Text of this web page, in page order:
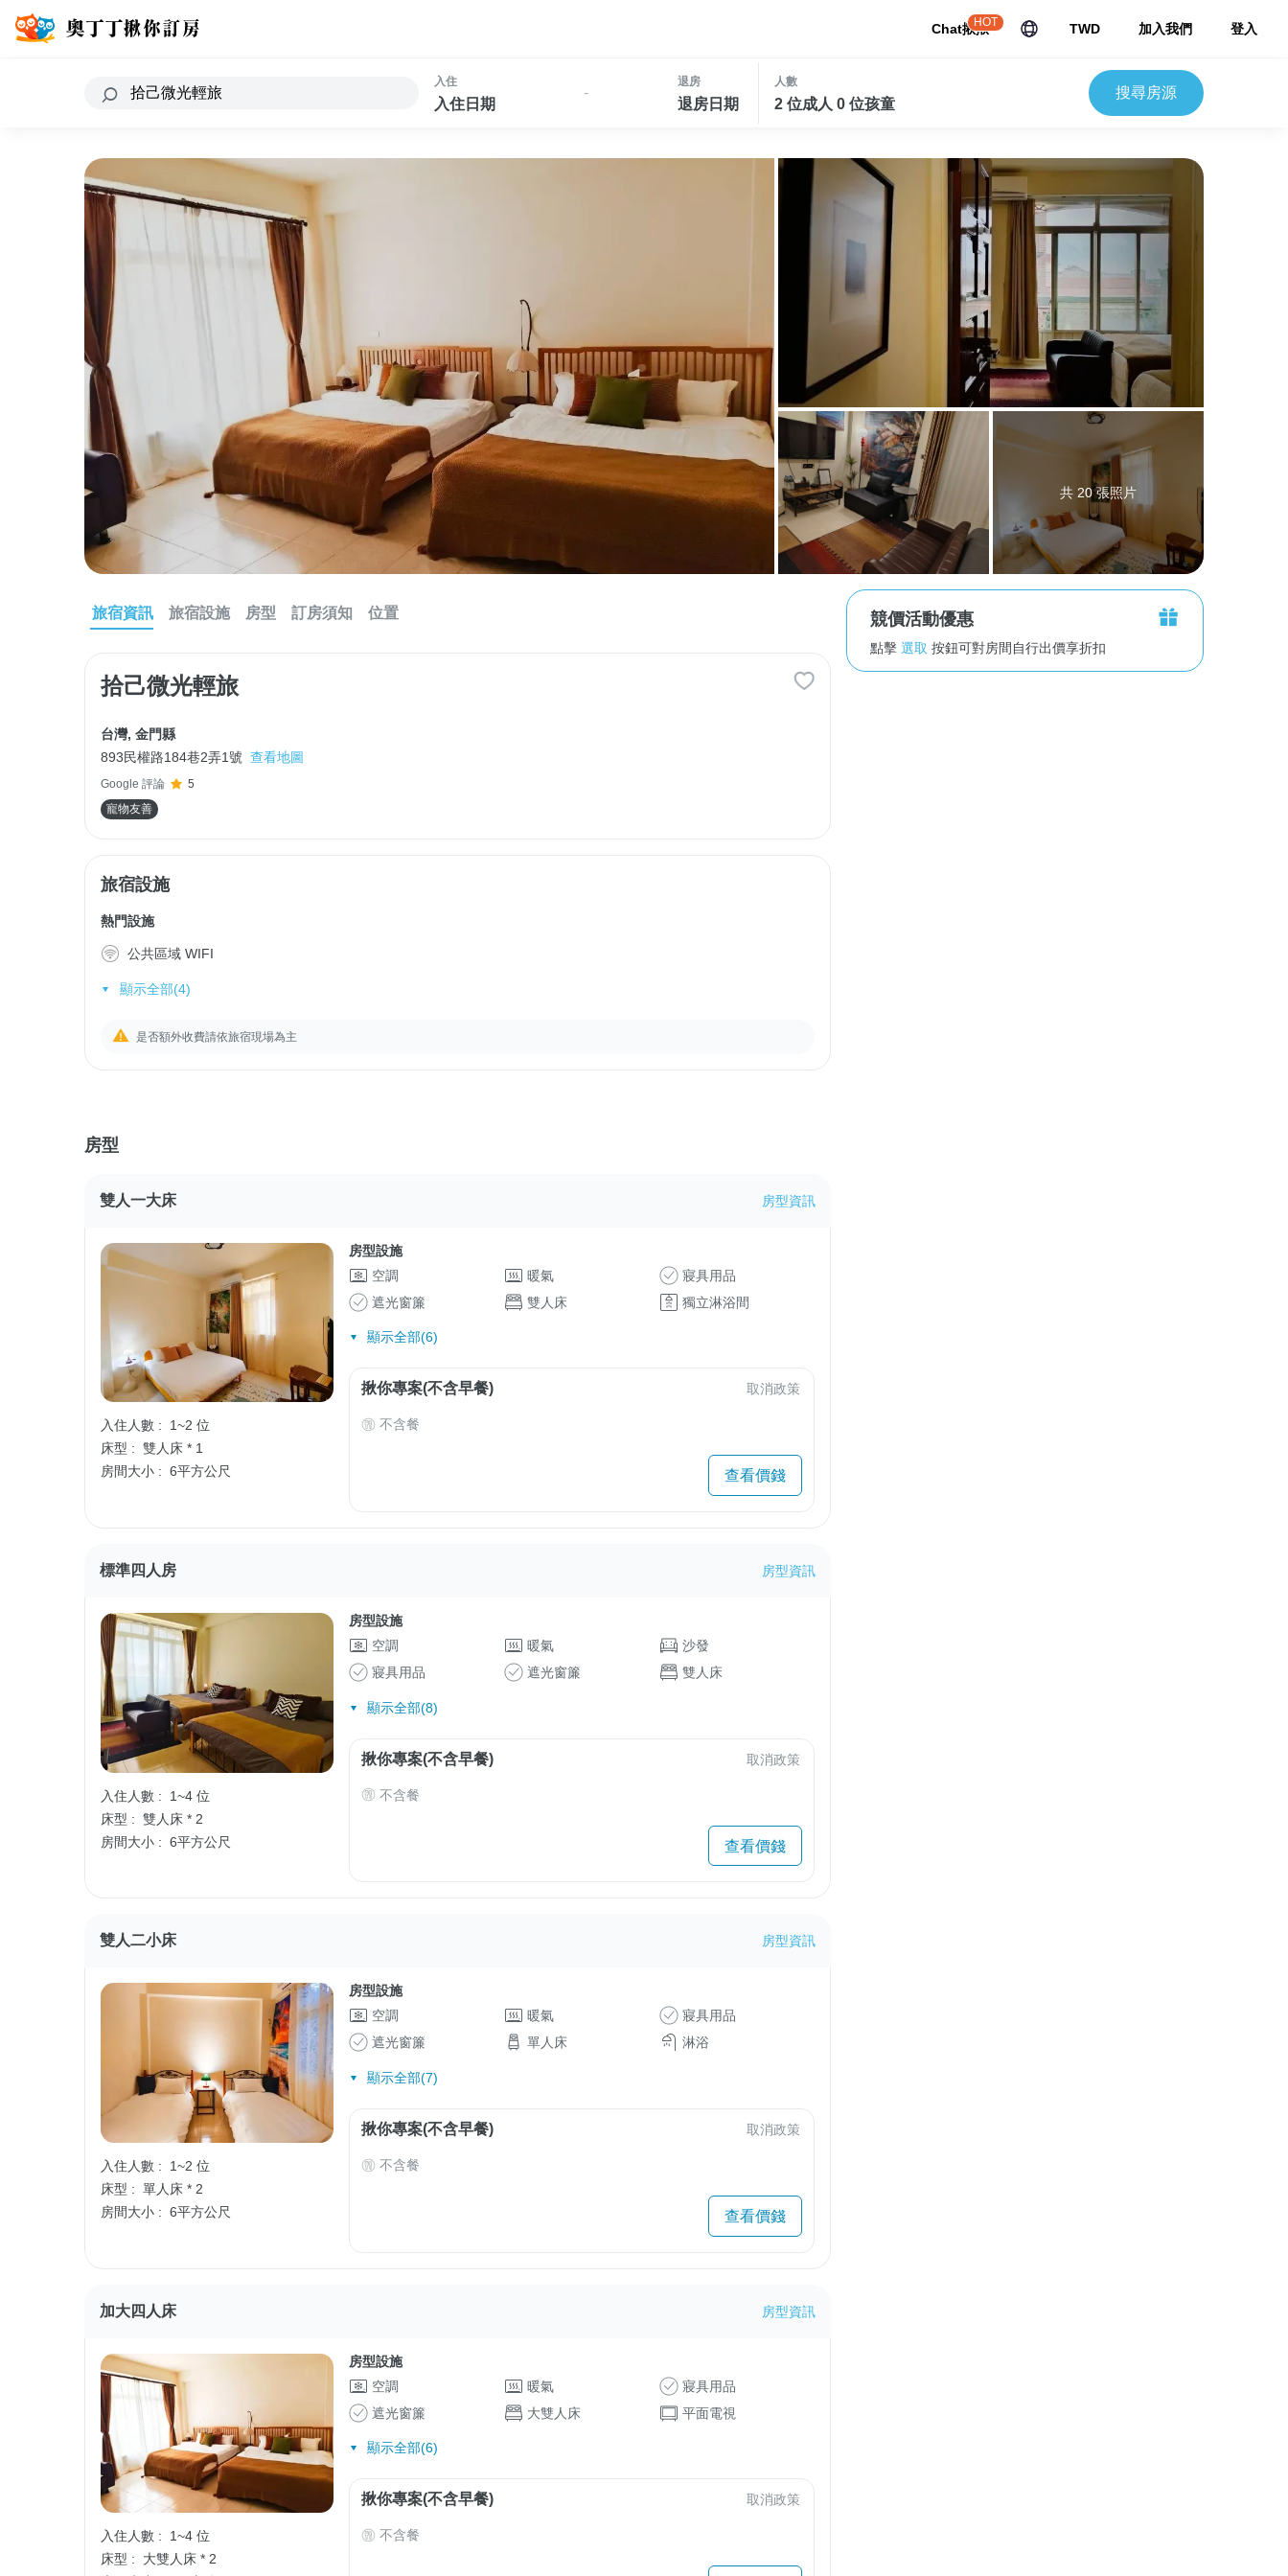
Chat揪揪
HOT TWD 加入我們 登入
入住
入住日期
-
退房
退房日期
人數
2 位成人 0 位孩童
搜尋房源
共 20 張照片
旅宿資訊 旅宿設施 房型 訂房須知 位置
拾己微光輕旅
台灣, 金門縣
893民權路184巷2弄1號 查看地圖
Google 評論
5
寵物友善
旅宿設施
熱門設施
公共區域 WIFI
顯示全部(4)
是否額外收費請依旅宿現場為主
房型
雙人一大床 房型資訊
入住人數 :
1~2 位
床型 : 雙人床 * 1
房間大小 : 6平方公尺
房型設施
空調
暖氣
寢具用品
遮光窗簾
雙人床 獨立淋浴間
顯示全部(6)
揪你專案(不含早餐) 取消政策
不含餐
查看價錢
標準四人房 房型資訊
入住人數 :
1~4 位
床型 : 雙人床 * 2
房間大小 : 6平方公尺
房型設施
空調
暖氣
沙發
寢具用品
遮光窗簾 雙人床
顯示全部(8)
揪你專案(不含早餐) 取消政策
不含餐
查看價錢
雙人二小床 房型資訊
入住人數 :
1~2 位
床型 : 單人床 * 2
房間大小 : 6平方公尺
房型設施
空調
暖氣
寢具用品
遮光窗簾
單人床 淋浴
顯示全部(7)
揪你專案(不含早餐) 取消政策
不含餐
查看價錢
加大四人床 房型資訊
入住人數 :
1~4 位
床型 :
大雙人床 * 2
房型設施
空調
暖氣
寢具用品
遮光窗簾
大雙人床 平面電視
顯示全部(6)
揪你專案(不含早餐) 取消政策
不含餐
競價活動優惠
點擊 選取 按鈕可對房間自行出價享折扣